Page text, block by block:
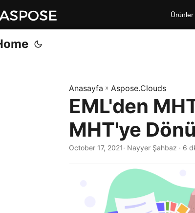
Ürünler
Anasayfa » Aspose.Clouds
EML'den
MHT'ye
October 17, 2021· Nayyer Şahbaz · 6